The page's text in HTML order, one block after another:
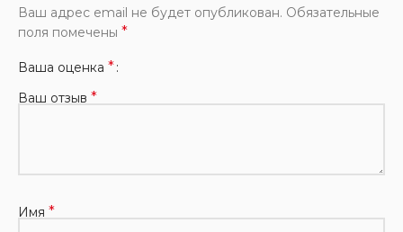
Ваш адрес email не будет опубликован. Обязательные
поля помечены *
Ваша оценка *
Ваш отзыв *
Имя *